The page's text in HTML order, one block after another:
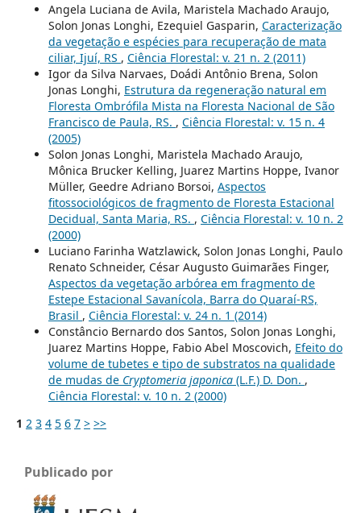
Angela Luciana de Avila, Maristela Machado Araujo,
Solon Jonas Longhi, Ezequiel Gasparin, Caracterização
da vegetação e espécies para recuperação de mata
ciliar, Ijuí, RS , Ciência Florestal: v. 21 n. 2 (2011)
Igor da Silva Narvaes, Doádi Antônio Brena, Solon
Jonas Longhi, Estrutura da regeneração natural em
Floresta Ombrófila Mista na Floresta Nacional de São
Francisco de Paula, RS. , Ciência Florestal: v. 15 n. 4
(2005)
Solon Jonas Longhi, Maristela Machado Araujo,
Mônica Brucker Kelling, Juarez Martins Hoppe, Ivanor
Müller, Geedre Adriano Borsoi, Aspectos
fitossociológicos de fragmento de Floresta Estacional
Decidual, Santa Maria, RS. , Ciência Florestal: v. 10 n. 2
(2000)
Luciano Farinha Watzlawick, Solon Jonas Longhi, Paulo
Renato Schneider, César Augusto Guimarães Finger,
Aspectos da vegetação arbórea em fragmento de
Estepe Estacional Savanícola, Barra do Quaraí-RS,
Brasil , Ciência Florestal: v. 24 n. 1 (2014)
Constâncio Bernardo dos Santos, Solon Jonas Longhi,
Juarez Martins Hoppe, Fabio Abel Moscovich, Efeito do
volume de tubetes e tipo de substratos na qualidade
de mudas de Cryptomeria japonica(L.F.) D. Don. ,
Ciência Florestal: v. 10 n. 2 (2000)
1 2 3 4 5 6 7 > >>
Publicado por